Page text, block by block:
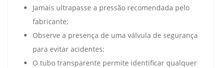
Jamais ultrapasse a pressão recomendada pelo
fabricante;
Observe a presença de uma válvula de segurança
para evitar acidentes;
O tubo transparente permite identificar qualquer